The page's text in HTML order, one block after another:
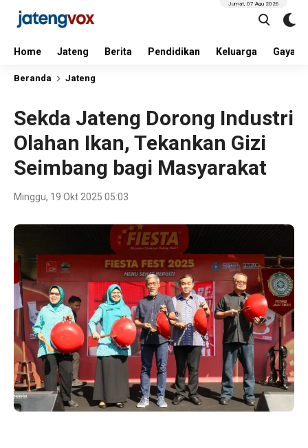
Home Jateng Berita Pendidikan Keluarga Gaya
Jumat, 07 Agu 2026
Beranda Jateng
Sekda Jateng Dorong Industri
Olahan Ikan, Tekankan Gizi
Seimbang bagi Masyarakat
Minggu, 19 Okt 2025 05:03